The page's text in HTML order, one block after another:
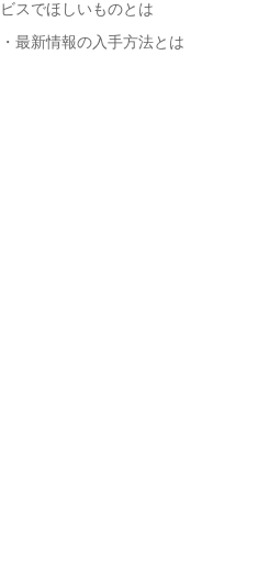
スでほしいものとは
最新情報の入手方法とは